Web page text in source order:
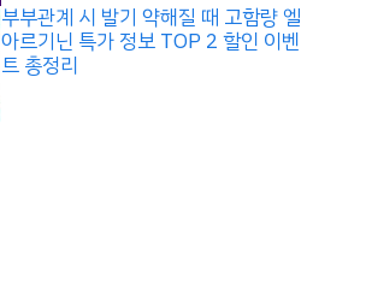
부부관계 시 발기 약해질 때 고함량 엘
아르기닌 특가 정보 TOP 2 할인 이벤
트 총정리